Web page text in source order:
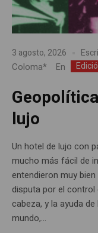
3 agosto, 2026
Coloma*
En
lujo
Un hotel de lujo con
mucho más fácil de
entendieron muy
disputa por el control
cabeza, y la ayuda
mundo,...